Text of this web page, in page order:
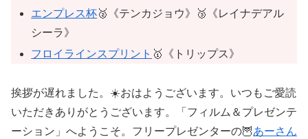
エンプレス杯🥈《テンカジョウ》🥉《レイナデアル
シーラ》
フロイラインスプリント 🥇《トリップス》
挨拶が遅れました。☀️おはようございます。いつもご愛読
いただきありがとうございます。「フィルム＆プレゼンテ
ーション」へようこそ。フリープレゼンターの🦉あーさん